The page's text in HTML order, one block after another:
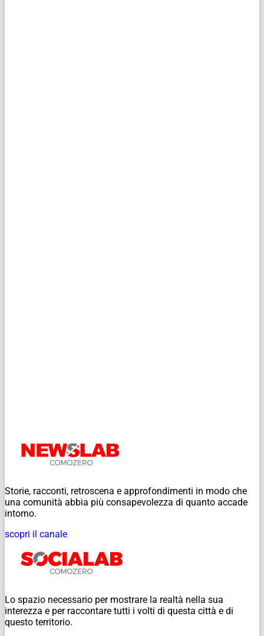
Storie, racconti, retroscena e approfondimenti in modo che
una comunità abbia più consapevolezza di quanto accade
intorno.
scopri il canale
Lo spazio necessario per mostrare la realtà nella sua
interezza e per raccontare tutti i volti di questa città e di
questo territorio.